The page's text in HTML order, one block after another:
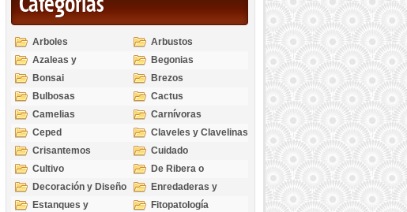
Arboles
Arbustos
Azaleas y
Rododendros
Begonias
Bonsai
Brezos
Bulbosas
Cactus
Camelias
Carnívoras
Ceped
Claveles y Clavelinas
Crisantemos
Cuidado
Cultivo
De Ribera o
Palustres
Decoración y Diseño
Enredaderas y
cubresuelos
Estanques y
Fitopatología